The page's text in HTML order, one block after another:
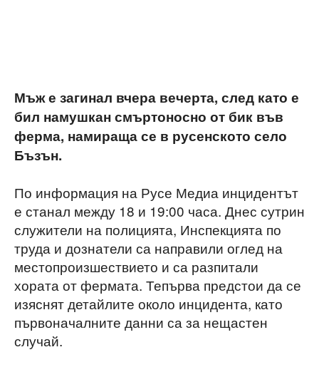
Мъж е загинал вчера вечерта, след като е
бил намушкан смъртоносно от бик във
ферма, намираща се в русенското село
Бъзън.
По информация на Русе Медиа инцидентът
е станал между 18 и 19:00 часа. Днес сутрин
служители на полицията, Инспекцията по
труда и дознатели са направили оглед на
местопроизшествието и са разпитали
хората от фермата. Тепърва предстои да се
изяснят детайлите около инцидента, като
първоначалните данни са за нещастен
случай.